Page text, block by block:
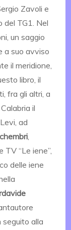
Zavoli e
del TG1. Nel
un saggio
a suo avviso
il meridione,
libro, il
fra gli altri, a
il
ad
,
“Le iene”,
delle iene
alla